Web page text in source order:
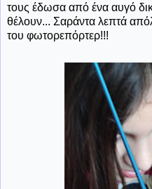
τους έδωσα από ένα αυγό
θέλουν... Σαράντα λεπτά
του φωτορεπόρτερ!!!